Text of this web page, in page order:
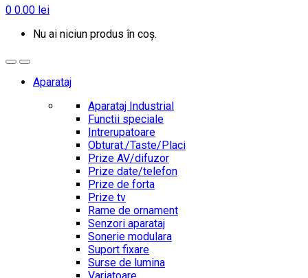
0 0.00 lei
Nu ai niciun produs în coș.
Aparataj
Aparataj Industrial
Functii speciale
Intrerupatoare
Obturat./Taste/Placi
Prize AV/difuzor
Prize date/telefon
Prize de forta
Prize tv
Rame de ornament
Senzori aparataj
Sonerie modulara
Suport fixare
Surse de lumina